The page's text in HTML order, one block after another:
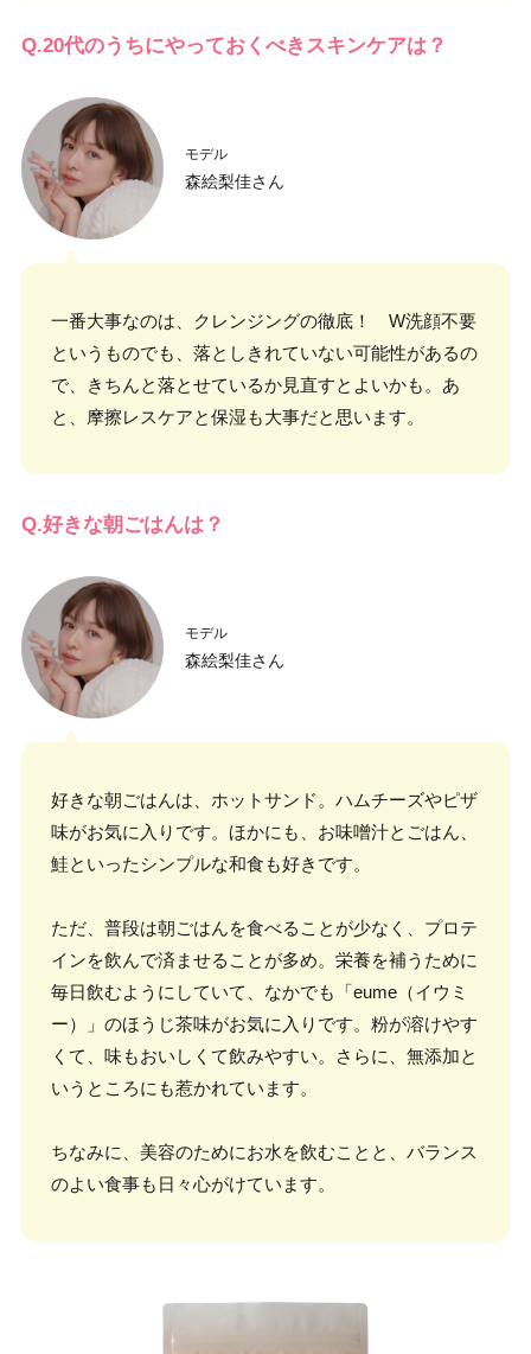
Q.20代のうちにやっておくべきスキンケアは？
モデル
森絵梨佳さん
一番大事なのは、クレンジングの徹底！ W洗顔不要
というものでも、落としきれていない可能性があるの
で、きちんと落とせているか見直すとよいかも。あ
と、摩擦レスケアと保湿も大事だと思います。
Q.好きな朝ごはんは？
モデル
森絵梨佳さん
好きな朝ごはんは、ホットサンド。ハムチーズやピザ
味がお気に入りです。ほかにも、お味噌汁とごはん、
鮭といったシンプルな和食も好きです。
ただ、普段は朝ごはんを食べることが少なく、プロテ
インを飲んで済ませることが多め。栄養を補うために
毎日飲むようにしていて、なかでも「eume（イウミ
ー）」のほうじ茶味がお気に入りです。粉が溶けやす
くて、味もおいしくて飲みやすい。さらに、無添加と
いうところにも惹かれています。
ちなみに、美容のためにお水を飲むことと、バランス
のよい食事も日々心がけています。